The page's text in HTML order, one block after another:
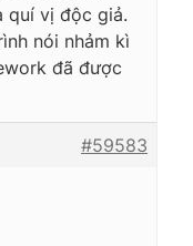
quí vị độc giả.
nói nhảm kì
đã được
#59583